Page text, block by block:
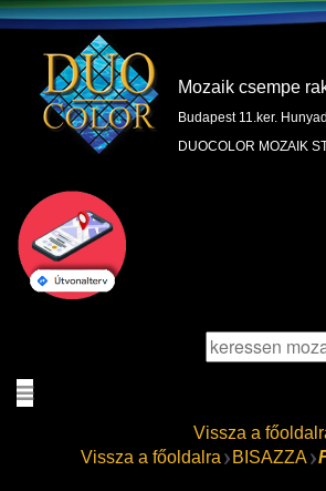
Mozaik csempe
Budapest 11.ker.
DUOCOLOR MOZAIK
Vissza a
Vissza a főoldalra
BISAZZA